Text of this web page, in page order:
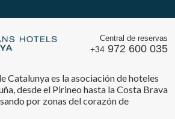
Central de reservas
+34 972 600 035
Catalunya es la asociación de hoteles
desde el Pirineo hasta la Costa Brava
por zonas del corazón de